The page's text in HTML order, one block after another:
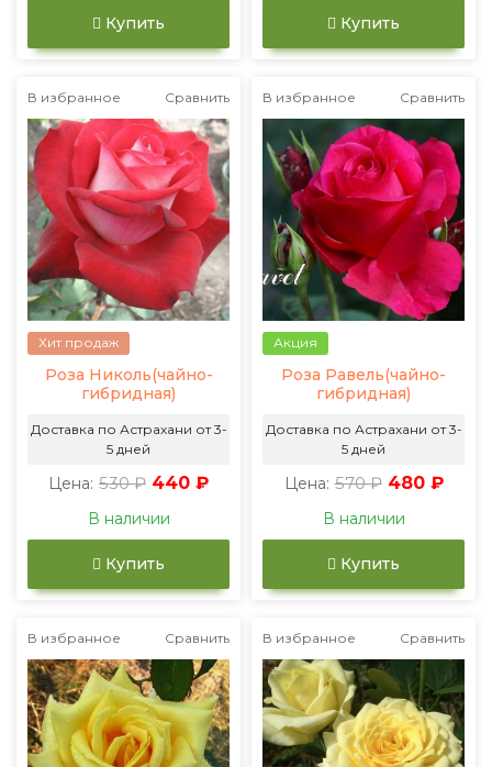
Купить Купить
В избранное Сравнить
Хит продаж
Роза Николь(чайно-
гибридная)
Доставка по Астрахани от 3-
5 дней
Цена: 530 ₽ 440 ₽
В наличии
Купить
В избранное Сравнить
Акция
Роза Равель(чайно-
гибридная)
Доставка по Астрахани от 3-
5 дней
Цена: 570 ₽ 480 ₽
В наличии
Купить
В избранное Сравнить В избранное Сравнить